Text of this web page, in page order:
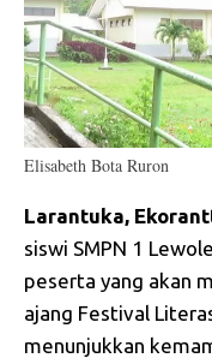
Elisabeth Bota Ruron
Larantuka,
siswi SMPN 1
peserta yang akan
ajang Festival
menunjukkan